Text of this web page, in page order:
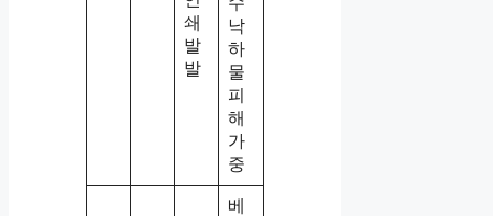
쇄
발
발
낙
하
물
피
해
가
중
베